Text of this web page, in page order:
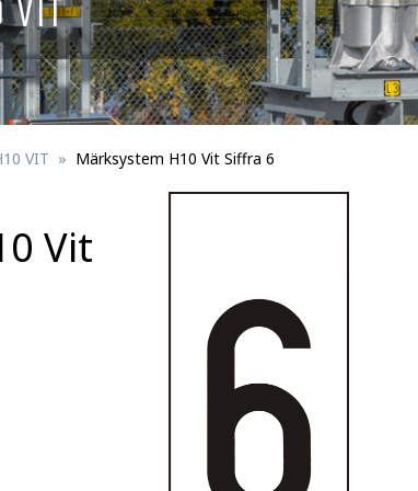
Fågelskydd
VIT
Skyltar för spårbunden trafik
Trafikportal
Trafikanordningsmateriel för trafik/
VIT Märksystem H10 Vit Siffra 6
Vit